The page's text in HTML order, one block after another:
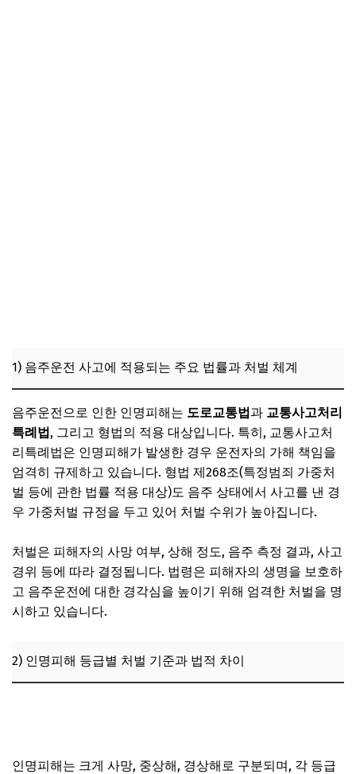
2) 기업 및 기관의 음주운전 방지 정책과 프로그램
3) 사회적 차원의 법률 강화와 인식 개선 노력
6. 음주운전 인명피해 관련 보험 처리 및 피해 보상 절차
1) 보험사의 음주운전 인명피해 처리 원칙과 한계
2) 피해자 보상 청구 절차와 유의사항
3) 실제 사례를 통한 보험 및 보상 문제 이해
7. 자주 묻는 질문 (FAQ)
1) 음주운전 사고에 적용되는 주요 법률과 처벌 체계
음주운전으로 인한 인명피해는 도로교통법과 교통사고처리
특례법, 그리고 형법의 적용 대상입니다. 특히, 교통사고처
리특례법은 인명피해가 발생한 경우 운전자의 가해 책임을
엄격히 규제하고 있습니다. 형법 제268조(특정범죄 가중처
벌 등에 관한 법률 적용 대상)도 음주 상태에서 사고를 낸 경
우 가중처벌 규정을 두고 있어 처벌 수위가 높아집니다.
처벌은 피해자의 사망 여부, 상해 정도, 음주 측정 결과, 사고
경위 등에 따라 결정됩니다. 법령은 피해자의 생명을 보호하
고 음주운전에 대한 경각심을 높이기 위해 엄격한 처벌을 명
시하고 있습니다.
2) 인명피해 등급별 처벌 기준과 법적 차이
인명피해는 크게 사망, 중상해, 경상해로 구분되며, 각 등급